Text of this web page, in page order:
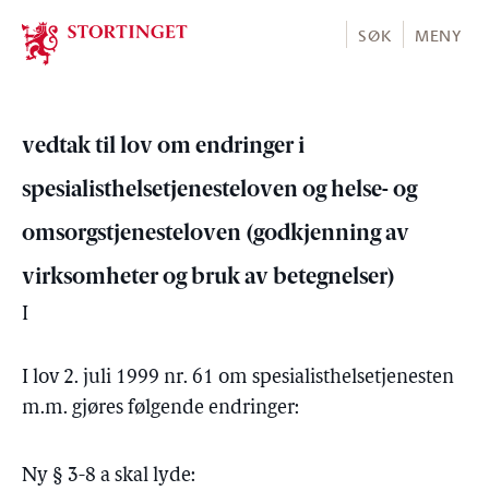
Stortinget.no
SØK MENY
vedtak til lov om endringer i
spesialisthelsetjenesteloven og helse- og
omsorgstjenesteloven (godkjenning av
virksomheter og bruk av betegnelser)
I
I lov 2. juli 1999 nr. 61 om spesialisthelsetjenesten
m.m. gjøres følgende endringer:
Ny § 3-8 a skal lyde: